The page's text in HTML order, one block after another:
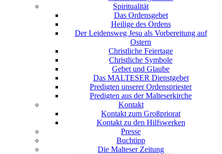
Spiritualität
Das Ordensgebet
Heilige des Ordens
Der Leidensweg Jesu als Vorbereitung auf
Ostern
Christliche Feiertage
Christliche Symbole
Gebet und Glaube
Das MALTESER Dienstgebet
Predigten unserer Ordenspriester
Predigten aus der Malteserkirche
Kontakt
Kontakt zum Großpriorat
Kontakt zu den Hilfswerken
Presse
Buchtipp
Die Malteser Zeitung